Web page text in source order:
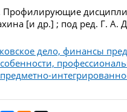
Профилирующие
[и др.] ; под ред. Г. А.
дело, финансы